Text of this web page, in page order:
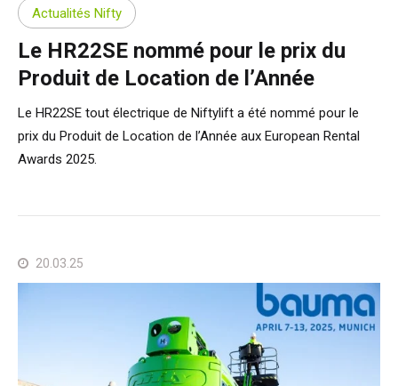
Actualités Nifty
Le HR22SE nommé pour le prix du
Produit de Location de l’Année
Le HR22SE tout électrique de Niftylift a été nommé pour le
prix du Produit de Location de l’Année aux European Rental
Awards 2025.
20.03.25